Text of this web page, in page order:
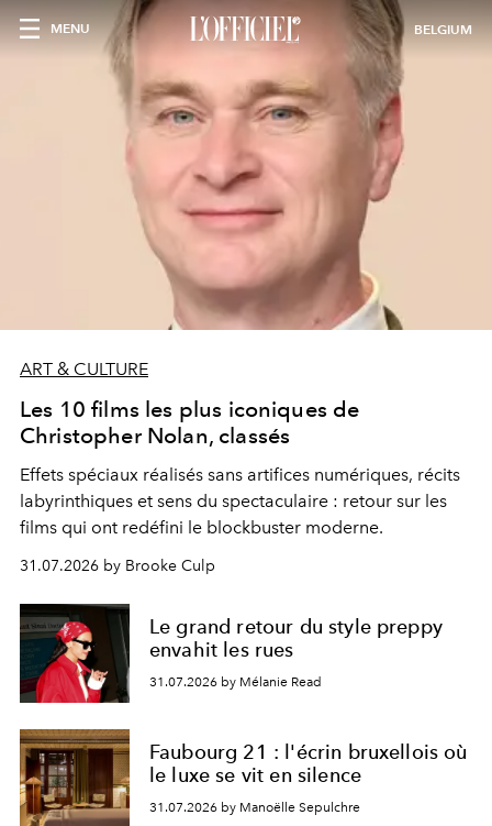
MENU BELGIUM
ART & CULTURE
Les 10 films les plus iconiques de
Christopher Nolan, classés
Effets spéciaux réalisés sans artifices numériques, récits
labyrinthiques et sens du spectaculaire : retour sur les
films qui ont redéfini le blockbuster moderne.
31.07.2026 by Brooke Culp
Le grand retour du style preppy
envahit les rues
31.07.2026 by Mélanie Read
Faubourg 21 : l'écrin bruxellois où
le luxe se vit en silence
31.07.2026 by Manoëlle Sepulchre